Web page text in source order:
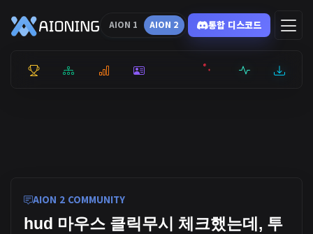
AION 1 AION 2 통합 디스코드
통합 순위리더보드통계 캐릭터 서버현황최근기록잉미
AION 2 COMMUNITY
hud 마우스 클릭무시 체크했는데, 투